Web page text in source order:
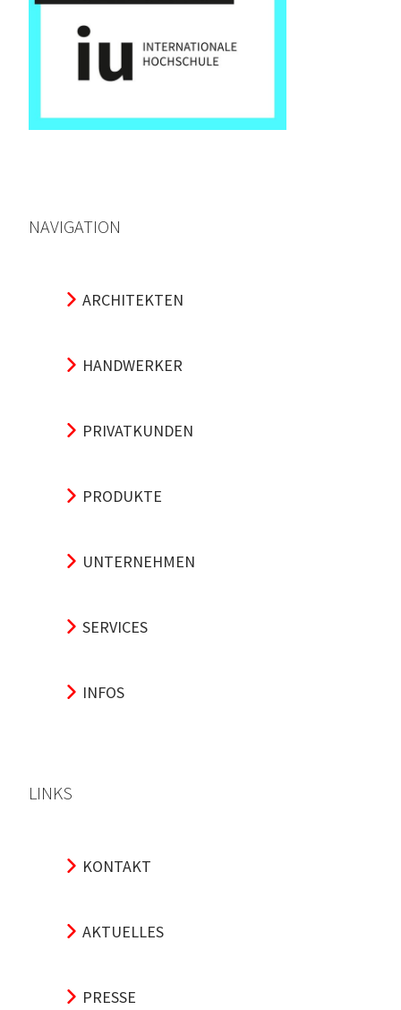
NAVIGATION
ARCHITEKTEN
HANDWERKER
PRIVATKUNDEN
PRODUKTE
UNTERNEHMEN
SERVICES
INFOS
LINKS
KONTAKT
AKTUELLES
PRESSE